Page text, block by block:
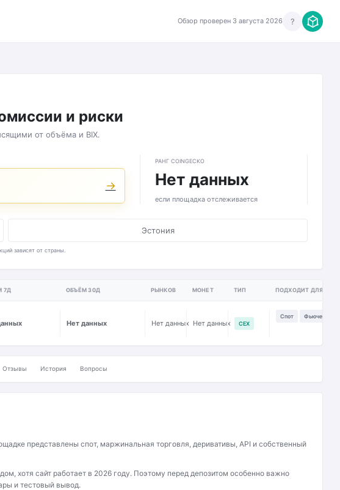
Обзор проверен 3 августа 2026 ?
и риски
от объёма и BIX.
→
РАНГ COINGECKO
Нет данных
если площадка отслеживается
Эстония
зависят от страны.
7Д ОБЪЁМ 30Д РЫНКОВ МОНЕТ ТИП ПОДХОДИТ ДЛЯ
Нет данных Нет данных Нет данных CEX
Спот Фьючерсы
Отзывы История Вопросы
представлены спот, маржинальная торговля, деривативы, API и собственный
хотя сайт работает в 2026 году. Поэтому перед депозитом особенно важно
и тестовый вывод.